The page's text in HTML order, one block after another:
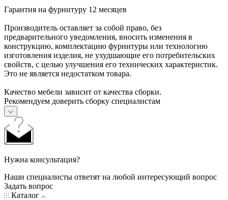
Гарантия на фурнитуру 12 месяцев
Производитель оставляет за собой право, без
предварительного уведомления, вносить изменения в
конструкцию, комплектацию фурнитуры или технологию
изготовления изделия, не ухудшающие его потребительских
свойств, с целью улучшения его технических характеристик.
Это не является недостатком товара.
Качество мебели зависит от качества сборки.
Рекомендуем доверить сборку специалистам
Нужна консультация?
Наши специалисты ответят на любой интересующий вопрос
Задать вопрос
Каталог